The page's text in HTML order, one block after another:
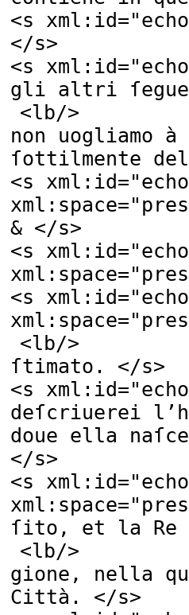
<s xml:id="
</s>
<s xml:id="
gli altri
<lb/>
non uogliamo
ſottilmente
<s xml:id="
xml:space="
& </s>
<s xml:id="
xml:space="
<s xml:id="
xml:space="
<lb/>
ſtimato. </s>
<s xml:id="
deſcriuerei
doue ella
</s>
<s xml:id="
xml:space="
ſito, et la Re
<lb/>
gione, nella
Città. </s>